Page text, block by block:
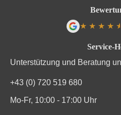
Service-
Unterstützung und Beratung
+43 (0) 720 519 680
Mo-Fr, 10:00 - 17:00 Uhr
★ ★ ★ ★ ★
★